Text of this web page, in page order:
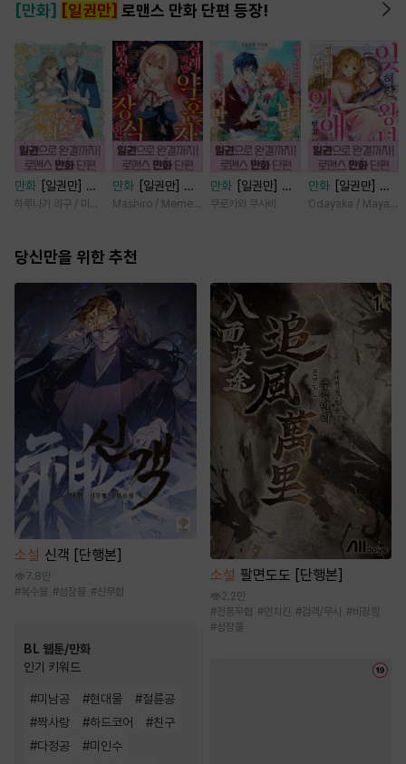
[만화] [일권만] 로맨스 만화 단편 등장!
만화
[일권만] 제
약혼은 취소되었습
하루나기 리구 / 미즈메
만화
[일권만] 실
례지만 약혼자님,
Mashiro / Memeko
만화
[일권만] 내
게 간섭하지 않겠
쿠로카와 쿠사비
만화
[일권만] 잊
혀진 왕녀지만 정
Odayaka / Maya
당신만을 위한 추천
소설 신객 [단행본]
7.8만
#복수물 #성장물 #신무협
BL 웹툰/만화
인기 키워드
#미남공 #현대물 #절륜공
#짝사랑 #하드코어 #친구
#다정공 #미인수
소설 팔면도도 [단행본]
2.2만
#전통무협 #먼치킨 #검객/무사 #비장함
#성장물